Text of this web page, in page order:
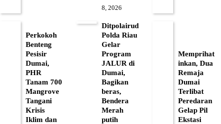
8, 2026
Perkokoh
Benteng
Pesisir
Dumai,
PHR
Tanam 700
Mangrove
Tangani
Krisis
Iklim dan
Ditpolairud
Polda Riau
Gelar
Program
JALUR di
Dumai,
Bagikan
beras,
Bendera
Merah
putih
Memprihat
inkan, Dua
Remaja
Dumai
Terlibat
Peredaran
Gelap Pil
Ekstasi